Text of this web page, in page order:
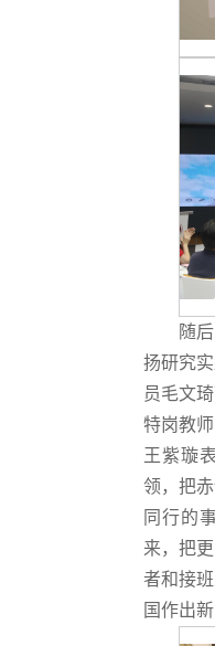
随
扬研究
员毛文
特岗教
王紫璇
领，把
同行的
来，把
者和接
国作出